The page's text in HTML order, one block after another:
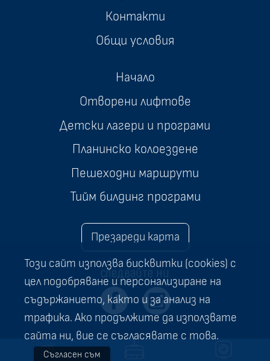
Този сайт използва бисквитки (cookies) с
цел подобряване и персонализиране на
съдържанието, както и за анализ на
трафика. Ако продължите да използвате
сайта ни, вие се съгласявате с това.
Съгласен съм
Контакти
Общи условия
Начало
Отворени лифтове
Детски лагери и програми
Планинско колоездене
Пешеходни маршрути
Тийм билдинг програми
Презареди карта
следвайте ни